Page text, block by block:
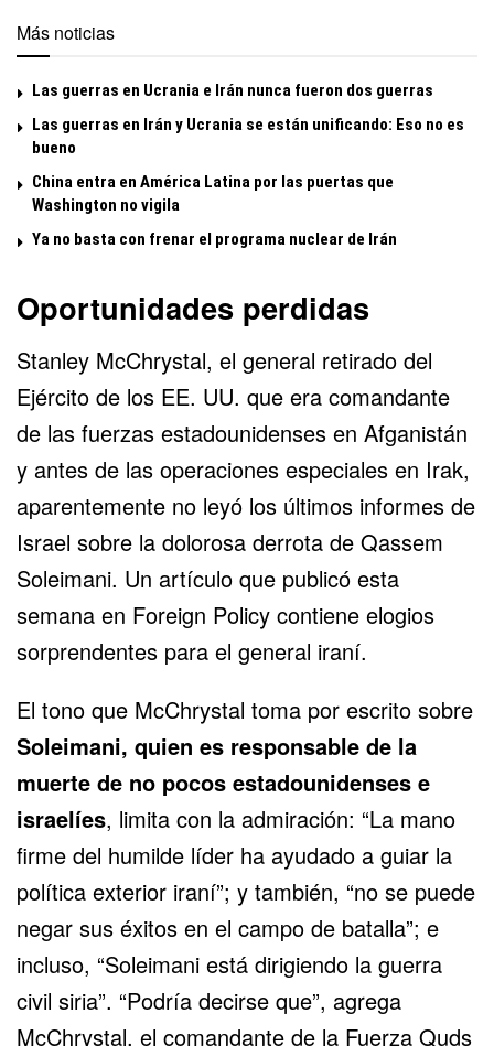
Más noticias
Las guerras en Ucrania e Irán nunca fueron dos guerras
Las guerras en Irán y Ucrania se están unificando: Eso no es
bueno
China entra en América Latina por las puertas que
Washington no vigila
Ya no basta con frenar el programa nuclear de Irán
Oportunidades perdidas
Stanley McChrystal, el general retirado del
Ejército de los EE. UU. que era comandante
de las fuerzas estadounidenses en Afganistán
y antes de las operaciones especiales en Irak,
aparentemente no leyó los últimos informes de
Israel sobre la dolorosa derrota de Qassem
Soleimani. Un artículo que publicó esta
semana en Foreign Policy contiene elogios
sorprendentes para el general iraní.
El tono que McChrystal toma por escrito sobre
Soleimani, quien es responsable de la
muerte de no pocos estadounidenses e
israelíes, limita con la admiración: “La mano
firme del humilde líder ha ayudado a guiar la
política exterior iraní”; y también, “no se puede
negar sus éxitos en el campo de batalla”; e
incluso, “Soleimani está dirigiendo la guerra
civil siria”. “Podría decirse que”, agrega
McChrystal, el comandante de la Fuerza Quds